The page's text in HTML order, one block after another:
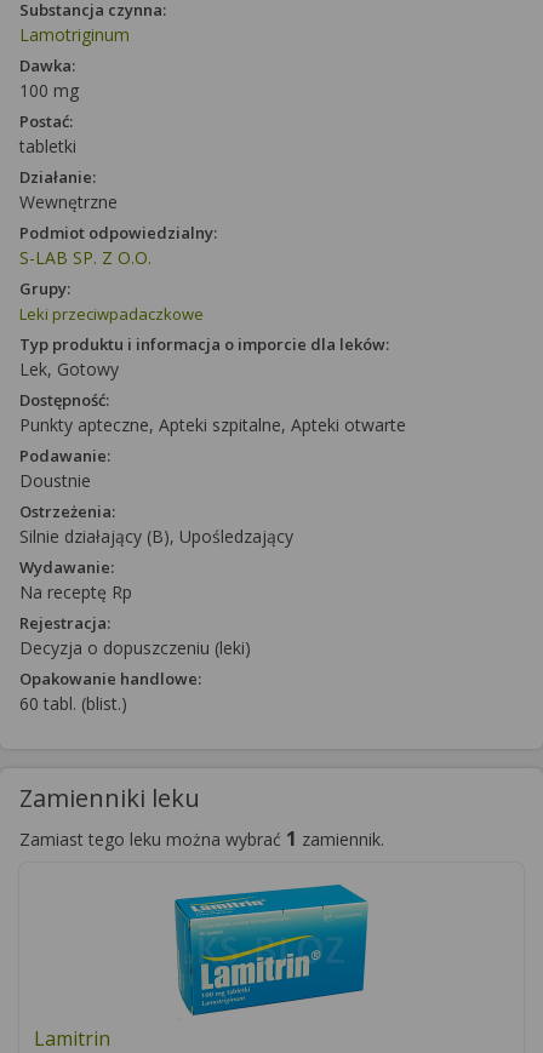
Substancja czynna:
Lamotriginum
Dawka:
100 mg
Postać:
tabletki
Działanie:
Wewnętrzne
Podmiot odpowiedzialny:
S-LAB SP. Z O.O.
Grupy:
Leki przeciwpadaczkowe
Typ produktu i informacja o imporcie dla leków:
Lek, Gotowy
Dostępność:
Punkty apteczne, Apteki szpitalne, Apteki otwarte
Podawanie:
Doustnie
Ostrzeżenia:
Silnie działający (B), Upośledzający
Wydawanie:
Na receptę Rp
Rejestracja:
Decyzja o dopuszczeniu (leki)
Opakowanie handlowe:
60 tabl. (blist.)
Zamienniki leku
Zamiast tego leku można wybrać 1 zamiennik.
Lamitrin